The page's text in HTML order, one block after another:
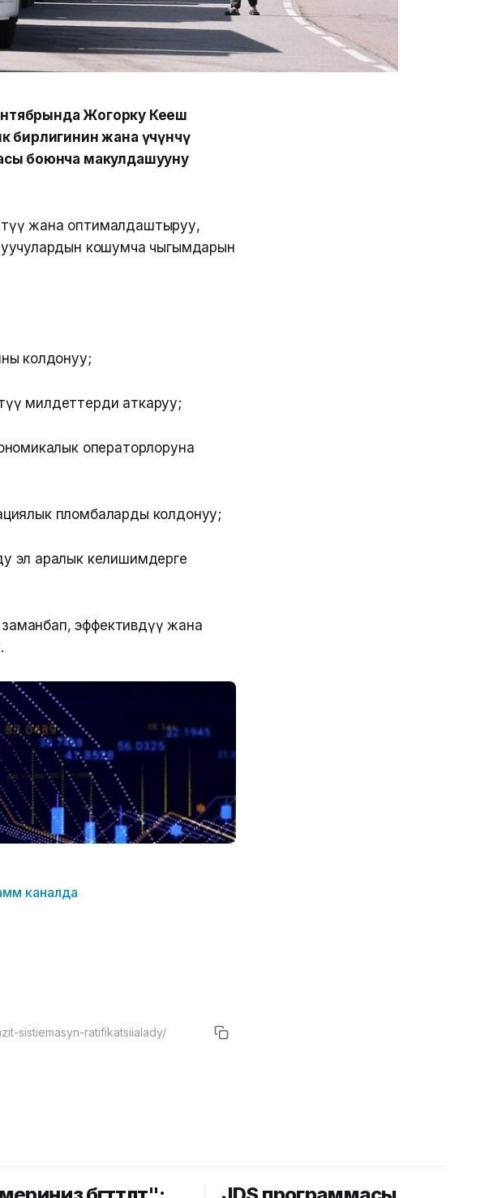
Жогорку Кеңеш
бирлигинин жана үчүнчү
боюнча макулдашууну
жана оптималдаштыруу,
кошумча чыгымдарын
колдонуу;
милдеттерди аткаруу;
операторлоруна
пломбаларды колдонуу;
эл аралык келишимдерге
эффективдүү жана
каналда